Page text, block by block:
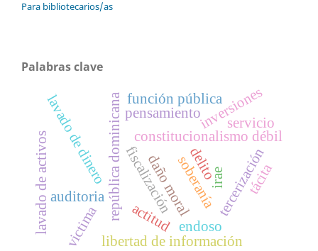
Para bibliotecarios/as
Palabras clave
constitucionalismo débil
república dominicanafiscalización
auditoria soberanía
pensamiento
actitud
libertad de información
lavado de activoslavado de dinero delito
daño moral
función públicainversiones
iraetercerización
tácita
servicio
endoso
victima